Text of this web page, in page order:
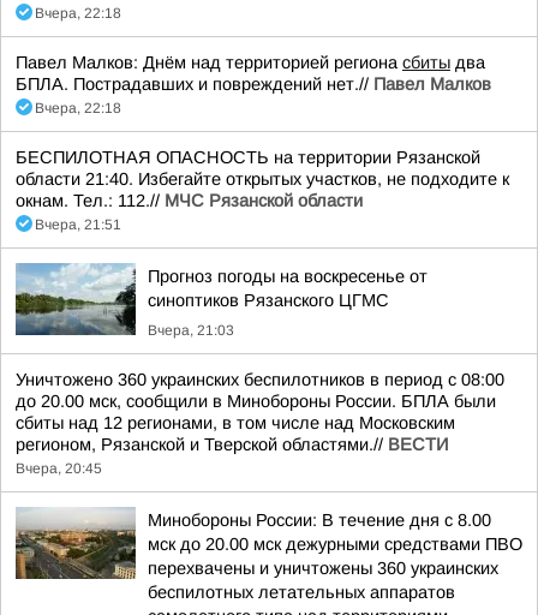
Вчера, 22:18
Павел Малков: Днём над территорией региона сбиты два
БПЛА. Пострадавших и повреждений нет.// Павел Малков
Вчера, 22:18
БЕСПИЛОТНАЯ ОПАСНОСТЬ на территории Рязанской
области 21:40. Избегайте открытых участков, не подходите к
окнам. Тел.: 112.// МЧС Рязанской области
Вчера, 21:51
Прогноз погоды на воскресенье от
синоптиков Рязанского ЦГМС
Вчера, 21:03
Уничтожено 360 украинских беспилотников в период с 08:00
до 20.00 мск, сообщили в Минобороны России. БПЛА были
сбиты над 12 регионами, в том числе над Московским
регионом, Рязанской и Тверской областями.// ВЕСТИ
Вчера, 20:45
Минобороны России: В течение дня с 8.00
мск до 20.00 мск дежурными средствами ПВО
перехвачены и уничтожены 360 украинских
беспилотных летательных аппаратов